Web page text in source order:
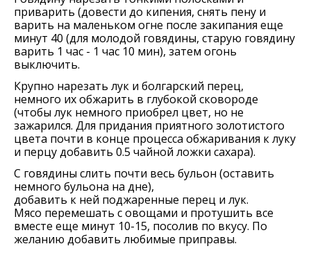
приварить (довести до кипения, снять пену и
варить на маленьком огне после закипания еще
минут 40 (для молодой говядины, старую говядину
варить 1 час - 1 час 10 мин), затем огонь
выключить.
Крупно нарезать лук и болгарский перец,
немного их обжарить в глубокой сковороде
(чтобы лук немного приобрел цвет, но не
зажарился. Для придания приятного золотистого
цвета почти в конце процесса обжаривания к луку
и перцу добавить 0.5 чайной ложки сахара).
С говядины слить почти весь бульон (оставить
немного бульона на дне),
добавить к ней поджаренные перец и лук.
Мясо перемешать с овощами и протушить все
вместе еще минут 10-15, посолив по вкусу. По
желанию добавить любимые приправы.